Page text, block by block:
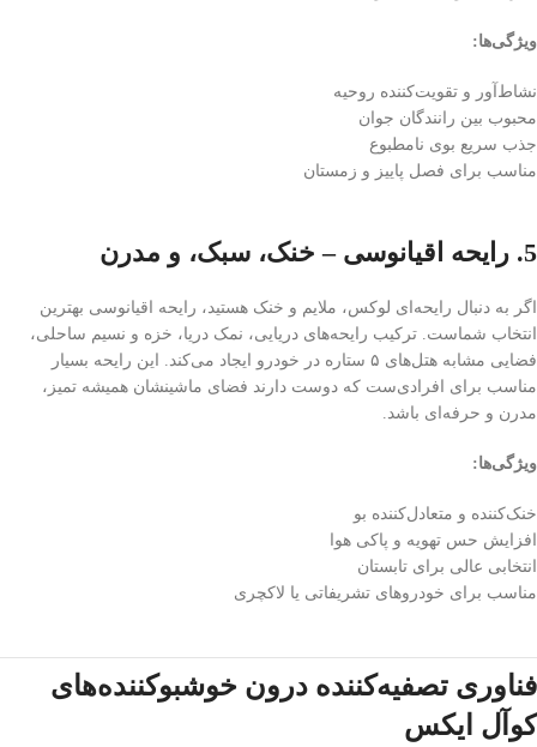
ویژگی‌ها:
نشاط‌آور و تقویت‌کننده روحیه
محبوب بین رانندگان جوان
جذب سریع بوی نامطبوع
مناسب برای فصل پاییز و زمستان
5. رایحه اقیانوسی – خنک، سبک، و مدرن
اگر به دنبال رایحه‌ای لوکس، ملایم و خنک هستید، رایحه اقیانوسی بهترین
انتخاب شماست. ترکیب رایحه‌های دریایی، نمک دریا، خزه و نسیم ساحلی،
فضایی مشابه هتل‌های ۵ ستاره در خودرو ایجاد می‌کند. این رایحه بسیار
مناسب برای افرادی‌ست که دوست دارند فضای ماشینشان همیشه تمیز،
مدرن و حرفه‌ای باشد.
ویژگی‌ها:
خنک‌کننده و متعادل‌کننده بو
افزایش حس تهویه و پاکی هوا
انتخابی عالی برای تابستان
مناسب برای خودروهای تشریفاتی یا لاکچری
فناوری تصفیه‌کننده درون خوشبوکننده‌های
کوآل ایکس